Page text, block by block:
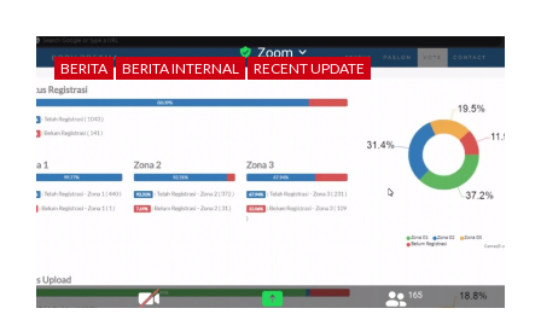
BERITA BERITA INTERNAL RECENT UPDATE